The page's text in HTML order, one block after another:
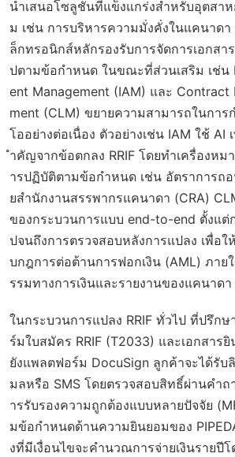
นำเสนอโซลูชันที่แข็งแกร่งสำหรับอุตสา
ม เช่น การบริหารความมั่งคั่งในแคนาด
ล็กทรอนิกส์หลักรองรับการจัดการเอกสา
ปตามข้อกำหนด ในขณะที่ส่วนเสริม เช่น
ent Management (IAM) และ Contract
ment (CLM) ขยายความสามารถในกา
โออย่างต่อเนื่อง ตัวอย่างเช่น IAM ใช้
ำคัญจากข้อตกลง RRIF โดยทำเครื่องหม
ารปฏิบัติตามข้อกำหนด เช่น อัตราการถ
ยสำนักงานสรรพากรแคนาดา (CRA)
ของกระบวนการแบบ end-to-end ตั้งแต่
ปจนถึงการตรวจสอบหลังการแปลง เพื่อ
บกฎการต่อต้านการฟอกเงิน (AML) ภาย
รรมทางการเงินและรายงานของแคนาดา
ในกระบวนการแปลง RRIF ทั่วไป ที่ปรึก
ร์มใบสมัคร RRIF (T2033) และเอกสาร
ยังแพลตฟอร์ม DocuSign ลูกค้าจะได้รับ
มลหรือ SMS โดยตรวจสอบสิทธิ์ผ่านคำ
ารรับรองความถูกต้องแบบหลายปัจจัย
มข้อกำหนดด้านความยินยอมของ
งที่มีเงื่อนไขจะคำนวณการจ่ายเงินรายปี